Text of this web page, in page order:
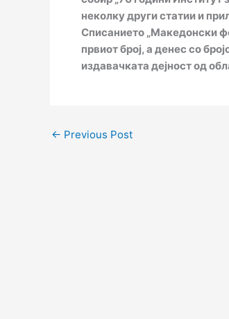
неколку други статии и
Списанието „Македонски
првиот број, а денес со
издавачката дејност од
← Previous Post